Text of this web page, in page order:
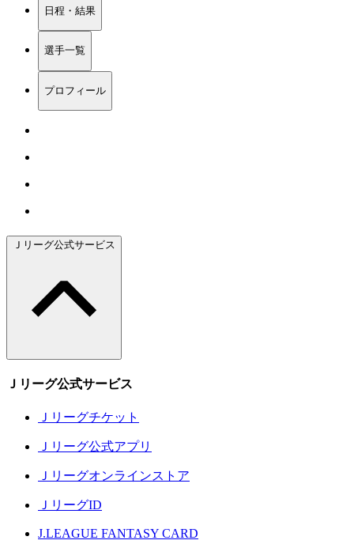
日程・結果
選手一覧
プロフィール
Ｊリーグ公式サービス
Ｊリーグ公式サービス
Ｊリーグチケット
Ｊリーグ公式アプリ
Ｊリーグオンラインストア
ＪリーグID
J.LEAGUE FANTASY CARD